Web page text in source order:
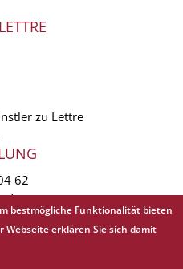
zu Lettre
62
All rights reserved.
bestmögliche Funktionalität bieten
erklären Sie sich damit